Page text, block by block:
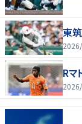
東
Rマ